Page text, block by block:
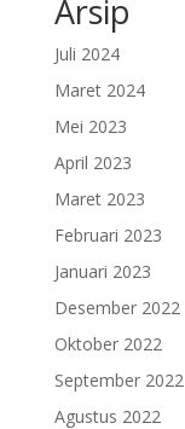
Arsip
Juli 2024
Maret 2024
Mei 2023
April 2023
Maret 2023
Februari 2023
Januari 2023
Desember 2022
Oktober 2022
September 2022
Agustus 2022